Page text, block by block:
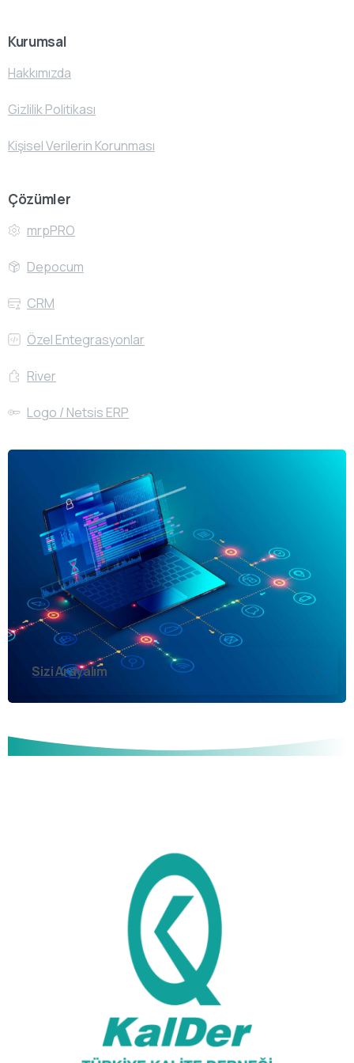
Kurumsal
Hakkımızda
Gizlilik Politikası
Kişisel Verilerin Korunması
Çözümler
mrpPRO
Depocum
CRM
Özel Entegrasyonlar
River
Logo / Netsis ERP
Sizi Arayalım